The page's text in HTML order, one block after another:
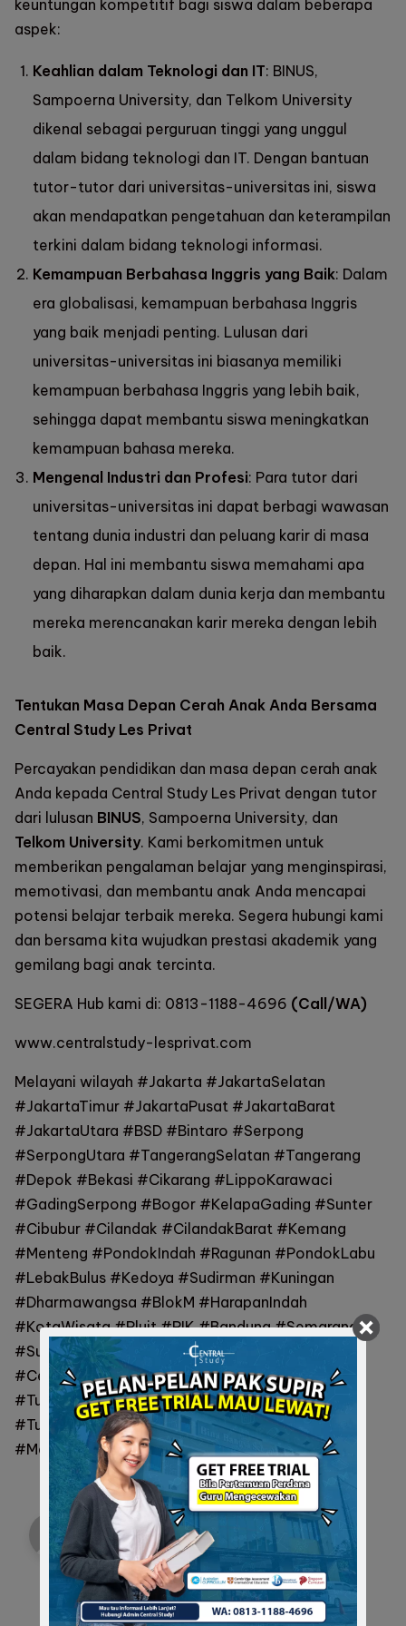
keuntungan kompetitif bagi siswa dalam beberapa
aspek:
Keahlian dalam Teknologi dan IT: BINUS,
Sampoerna University, dan Telkom University
dikenal sebagai perguruan tinggi yang unggul
dalam bidang teknologi dan IT. Dengan bantuan
tutor-tutor dari universitas-universitas ini, siswa
akan mendapatkan pengetahuan dan keterampilan
terkini dalam bidang teknologi informasi.
Kemampuan Berbahasa Inggris yang Baik: Dalam
era globalisasi, kemampuan berbahasa Inggris
yang baik menjadi penting. Lulusan dari
universitas-universitas ini biasanya memiliki
kemampuan berbahasa Inggris yang lebih baik,
sehingga dapat membantu siswa meningkatkan
kemampuan bahasa mereka.
Mengenal Industri dan Profesi: Para tutor dari
universitas-universitas ini dapat berbagi wawasan
tentang dunia industri dan peluang karir di masa
depan. Hal ini membantu siswa memahami apa
yang diharapkan dalam dunia kerja dan membantu
mereka merencanakan karir mereka dengan lebih
baik.
Tentukan Masa Depan Cerah Anak Anda Bersama
Central Study Les Privat
Percayakan pendidikan dan masa depan cerah anak
Anda kepada Central Study Les Privat dengan tutor
dari lulusan BINUS, Sampoerna University, dan
Telkom University. Kami berkomitmen untuk
memberikan pengalaman belajar yang menginspirasi,
memotivasi, dan membantu anak Anda mencapai
potensi belajar terbaik mereka. Segera hubungi kami
dan bersama kita wujudkan prestasi akademik yang
gemilang bagi anak tercinta.
SEGERA Hub kami di: 0813-1188-4696 (Call/WA)
www.centralstudy-lesprivat.com
Melayani wilayah #Jakarta #JakartaSelatan
#JakartaTimur #JakartaPusat #JakartaBarat
#JakartaUtara #BSD #Bintaro #Serpong
#SerpongUtara #TangerangSelatan #Tangerang
#Depok #Bekasi #Cikarang #LippoKarawaci
#GadingSerpong #Bogor #KelapaGading #Sunter
#Cibubur #Cilandak #CilandakBarat #Kemang
#Menteng #PondokIndah #Ragunan #PondokLabu
#LebakBulus #Kedoya #Sudirman #Kuningan
#Dharmawangsa #BlokM #HarapanIndah
#KotaWisata #Pluit #PIK #Bandung #Semarang
#Surabaya #Medan #Bali #Yogyakarta
#CentralStudyLesPrivat #TutorLulusanBINUS
#TutorLulusanSampoernaUniversity
#TutorLulusanTelkomUniversity
#MasaDepanCerahAnak
Admin